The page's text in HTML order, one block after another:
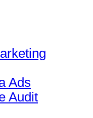
Ads
Audit